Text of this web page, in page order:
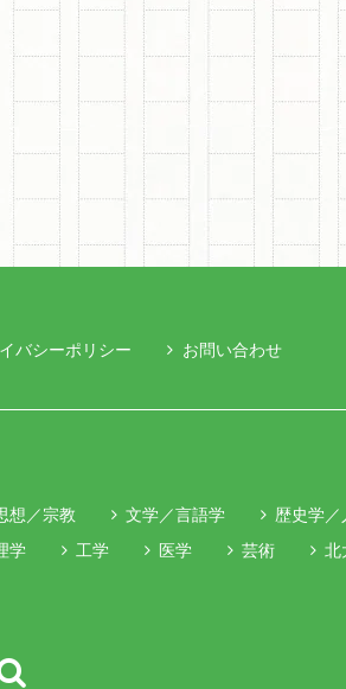
バシーポリシー お問い合わせ
想／宗教 文学／言語学 歴史学／
学 工学 医学 芸術 北